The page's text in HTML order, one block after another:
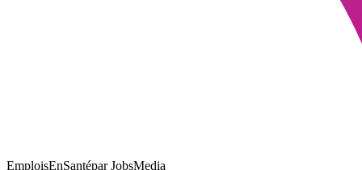
EmploisEnSantépar JobsMedia